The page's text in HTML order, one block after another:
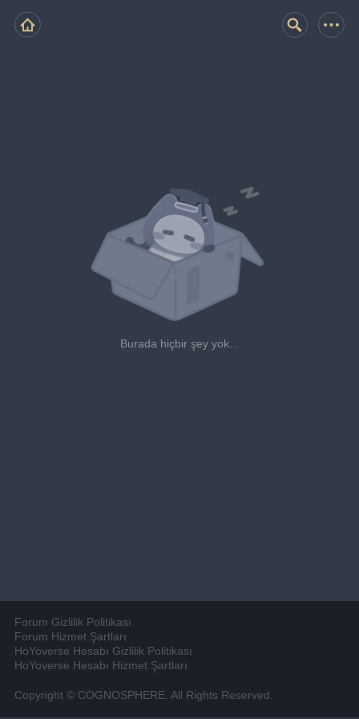
Burada hiçbir şey yok...
Forum Gizlilik Politikası
Forum Hizmet Şartları
HoYoverse Hesabı Gizlilik Politikası
HoYoverse Hesabı Hizmet Şartları
Copyright © COGNOSPHERE. All Rights Reserved.